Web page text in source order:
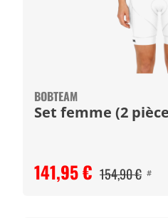
BOBTEAM
141,95 € 154,90 € #